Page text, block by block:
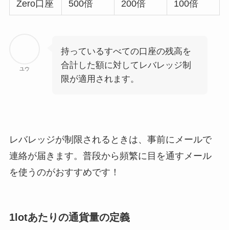
Zero口座 500倍 200倍 100倍
ユウ
持っているすべての口座の残高を
合計した額に対してレバレッジ制
限が適用されます。
レバレッジが制限されるときは、事前にメールで
連絡が届きます。普段から頻繁に目を通すメール
を使うのがおすすめです！
1lotあたりの通貨量の定義